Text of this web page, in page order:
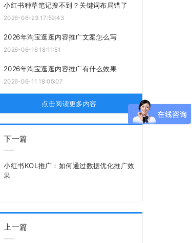
小红书种草笔记搜不到？关键词布局错了
2026-06-23 17:59:43
2026年淘宝逛逛内容推广文案怎么写
2026-06-16 18:11:51
2026年淘宝逛逛内容推广有什么效果
2026-06-11 18:05:07
点击阅读更多内容
下一篇
小红书KOL推广：如何通过数据优化推广效
果
上一篇